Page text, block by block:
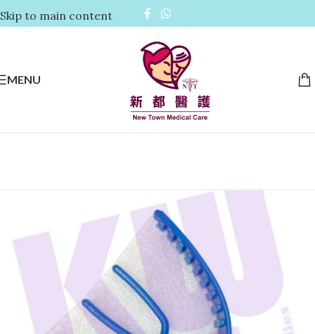
Skip to main content
MENU